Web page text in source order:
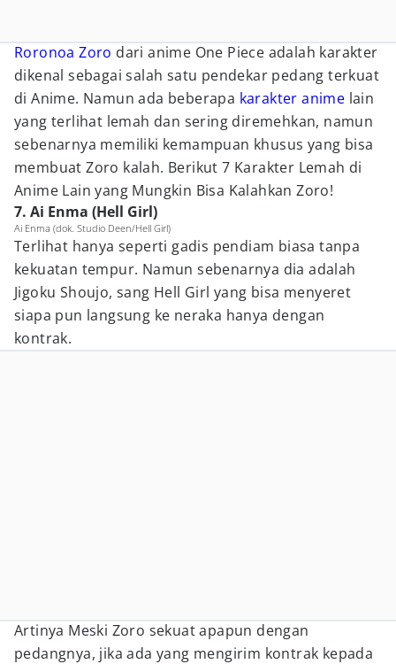
Roronoa Zoro dari anime One Piece adalah karakter
dikenal sebagai salah satu pendekar pedang terkuat
di Anime. Namun ada beberapa karakter anime lain
yang terlihat lemah dan sering diremehkan, namun
sebenarnya memiliki kemampuan khusus yang bisa
membuat Zoro kalah. Berikut 7 Karakter Lemah di
Anime Lain yang Mungkin Bisa Kalahkan Zoro!
7. Ai Enma (Hell Girl)
Ai Enma (dok. Studio Deen/Hell Girl)
Terlihat hanya seperti gadis pendiam biasa tanpa
kekuatan tempur. Namun sebenarnya dia adalah
Jigoku Shoujo, sang Hell Girl yang bisa menyeret
siapa pun langsung ke neraka hanya dengan
kontrak.
Artinya Meski Zoro sekuat apapun dengan
pedangnya, jika ada yang mengirim kontrak kepada